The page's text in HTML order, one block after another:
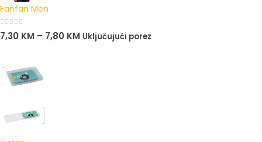
Fanfan Men
0out of 5
7,30 KM – 7,80 KM Uključujući porez